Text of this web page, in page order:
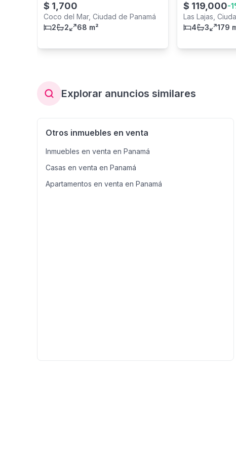
$ 1,700
Coco del Mar, Ciudad de Panamá
2
2 68 m²
$ 119,000-1
Las Lajas,
4
3 179
Explorar anuncios similares
Otros inmuebles en venta
Inmuebles en venta en Panamá
Casas en venta en Panamá
Apartamentos en venta en Panamá